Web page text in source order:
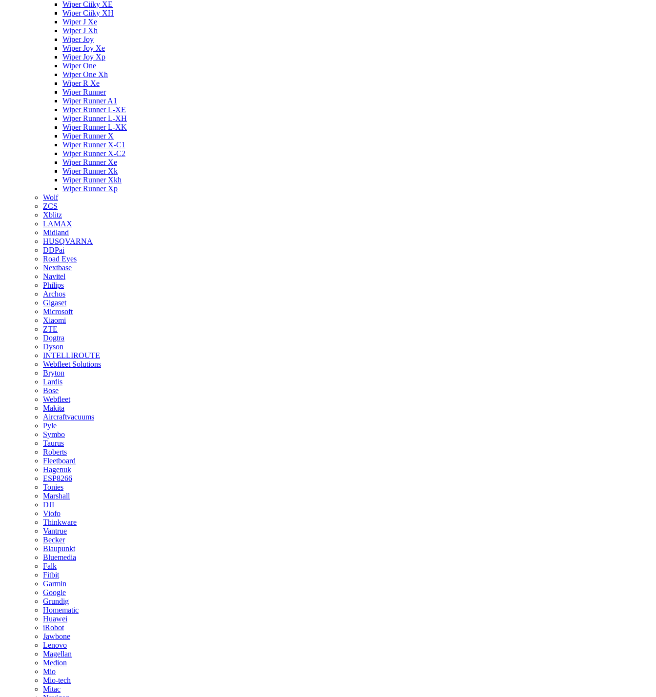
Wiper Ciiky XE
Wiper Ciiky XH
Wiper J Xe
Wiper J Xh
Wiper Joy
Wiper Joy Xe
Wiper Joy Xp
Wiper One
Wiper One Xh
Wiper R Xe
Wiper Runner
Wiper Runner A1
Wiper Runner L-XE
Wiper Runner L-XH
Wiper Runner L-XK
Wiper Runner X
Wiper Runner X-C1
Wiper Runner X-C2
Wiper Runner Xe
Wiper Runner Xk
Wiper Runner Xkh
Wiper Runner Xp
Wolf
ZCS
Xblitz
LAMAX
Midland
HUSQVARNA
DDPai
Road Eyes
Nextbase
Navitel
Philips
Archos
Gigaset
Microsoft
Xiaomi
ZTE
Dogtra
Dyson
INTELLIROUTE
Webfleet Solutions
Bryton
Lardis
Bose
Webfleet
Makita
Aircraftvacuums
Pyle
Symbo
Taurus
Roberts
Fleetboard
Hagenuk
ESP8266
Tonies
Marshall
DJI
Viofo
Thinkware
Vantrue
Becker
Blaupunkt
Bluemedia
Falk
Fitbit
Garmin
Google
Grundig
Homematic
Huawei
iRobot
Jawbone
Lenovo
Magellan
Medion
Mio
Mio-tech
Mitac